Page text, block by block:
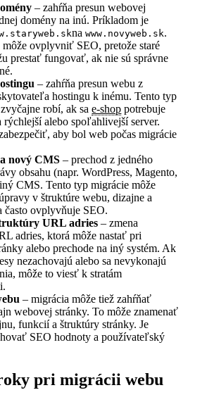
– zahŕňa presun webovej
domény na inú. Príkladom je
nawww.novyweb.sk.
môže ovplyvniť SEO, pretože staré
prestať fungovať, ak nie sú správne
– zahŕňa presun webu z
hostingu k inému. Tento typ
robí, ak sae-shop potrebuje
rýchlejší alebo spoľahlivejší server.
aby bol web počas migrácie
nový CMS – prechod z jedného
obsahu (napr. WordPress, Magento,
CMS. Tento typ migrácie môže
v štruktúre webu, dizajne a
často ovplyvňuje SEO.
URL adries – zmena
adries, ktorá môže nastať pri
alebo prechode na iný systém. Ak
nezachovajú alebo sa nevykonajú
môže to viesť k stratám
– migrácia môže tiež zahŕňať
webovej stránky. To môže znamenať
funkcií a štruktúry stránky. Je
SEO hodnoty a používateľský
pri migrácii webu